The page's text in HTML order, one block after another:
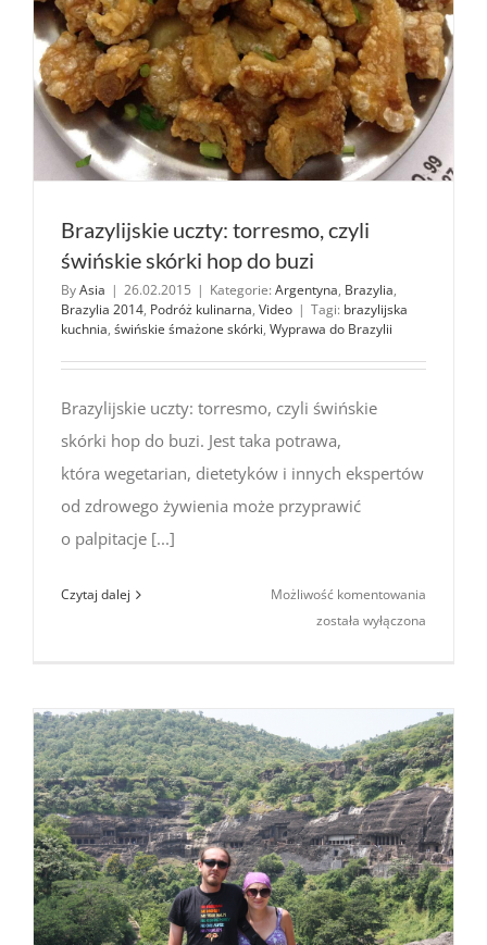
Brazylijskie uczty: torresmo, czyli
świńskie skórki hop do buzi
ByAsia | 26.02.2015 | Kategorie: Argentyna, Brazylia,
Brazylia 2014, Podróż kulinarna, Video | Tagi: brazylijska
kuchnia, świńskie śmażone skórki, Wyprawa do Brazylii
Brazylijskie uczty: torresmo, czyli świńskie
skórki hop do buzi. Jest taka potrawa,
która wegetarian, dietetyków i innych ekspertów
od zdrowego żywienia może przyprawić
o palpitacje [...]
Czytaj dalej Możliwość komentowania
skórki
hop
do buzi
została wyłączona